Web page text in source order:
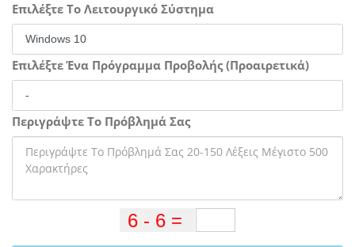
Επιλέξτε Το Λειτουργικό Σύστημα
Επιλέξτε Ένα Πρόγραμμα Προβολής (Προαιρετικά)
Περιγράψτε Το Πρόβλημά Σας